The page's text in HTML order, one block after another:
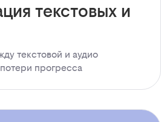
текстовых и
текстовой и аудио
прогресса